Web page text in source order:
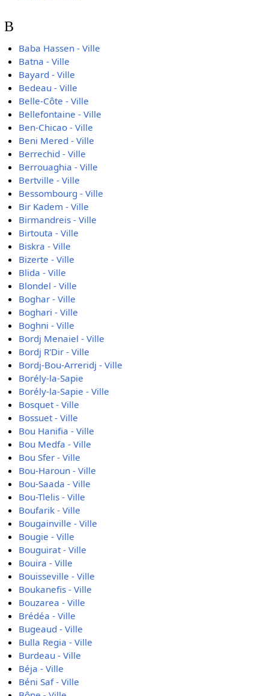
B
Baba Hassen - Ville
Batna - Ville
Bayard - Ville
Bedeau - Ville
Belle-Côte - Ville
Bellefontaine - Ville
Ben-Chicao - Ville
Beni Mered - Ville
Berrechid - Ville
Berrouaghia - Ville
Bertville - Ville
Bessombourg - Ville
Bir Kadem - Ville
Birmandreis - Ville
Birtouta - Ville
Biskra - Ville
Bizerte - Ville
Blida - Ville
Blondel - Ville
Boghar - Ville
Boghari - Ville
Boghni - Ville
Bordj Menaiel - Ville
Bordj R'Dir - Ville
Bordj-Bou-Arreridj - Ville
Borély-la-Sapie
Borély-la-Sapie - Ville
Bosquet - Ville
Bossuet - Ville
Bou Hanifia - Ville
Bou Medfa - Ville
Bou Sfer - Ville
Bou-Haroun - Ville
Bou-Saada - Ville
Bou-Tlelis - Ville
Boufarik - Ville
Bougainville - Ville
Bougie - Ville
Bouguirat - Ville
Bouira - Ville
Bouisseville - Ville
Boukanefis - Ville
Bouzarea - Ville
Brédéa - Ville
Bugeaud - Ville
Bulla Regia - Ville
Burdeau - Ville
Béja - Ville
Béni Saf - Ville